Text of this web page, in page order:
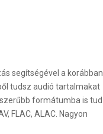
segítségével a korábban
tudsz audió tartalmakat
formátumba is tud
FLAC, ALAC. Nagyon